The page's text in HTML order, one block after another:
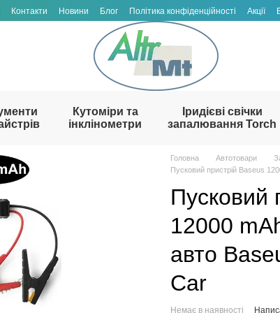
Контакти Новини Блог Політика конфіденційності Акції
Кутоміри та
інклінометри
Іридієві свічки
запалювання Torch
Головна Автотовари
Пусковий пристрій Baseus
Пусковий
12000
авто
Car
Немає в наявності